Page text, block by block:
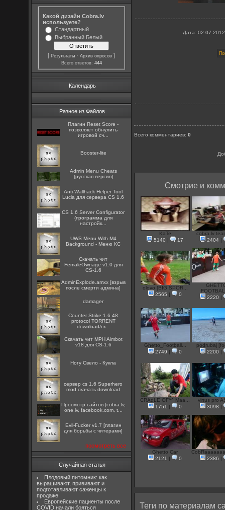
Какой дизайн Cobra.lv
используете?
Стандартный
Выбранный Белый
[Результаты ·Архив опросов ]
Всего ответов: 444
Календарь
Разное из Файлов
Плагин Reset Score -
позволяет обнулить
игровой сч...
Booster-lite
Admin Menu Cheats
(русская версия)
Anti-Wallhack Helper Tool
Lucia для сервера CS 1.6
CS 1.6 Server Configurator
(программа для
настройк...
UWS Menu With M4
Background - Меню КС
Скачать чит
FemaleOwnage v1.0 для
CS-1.6
AdminExplode.amxx [взрыв
после смерти админа]
damager
Counter Strike 1.6 48
protocol TORRENT
download/ск...
Скачать чит MPH Aimbot
v18 для CS-1.6
Ногу Свело - Кукла
сервер cs 1.6 Superhero
mod скачать download
Просмотр сайтов [cobra.lv,
one.lv, facebook.com, t...
Evil-Fucker v1.7 [плагин
для борьбы с читерами]
посмотреть все
Случайная статья
Плодовый питомник: как
выращивают, прививают и
подготавливают саженцы к
продаже
Европейские пациенты после
COVID начали бояться
Дата:
Всего комментариев:0
Смотрие и
KaTe
5140
| 17
cobra.lv
2404|
olovo [BIG SPOR...
2565
| 0
2220
Ghetto_Football...
2749
| 0
podrubaj
2200
CRAdLE OF^^ Maa...
1751
| 0
virtus pro
3098
Ghetto Car
2121
| 0
2386
Теги по материалам